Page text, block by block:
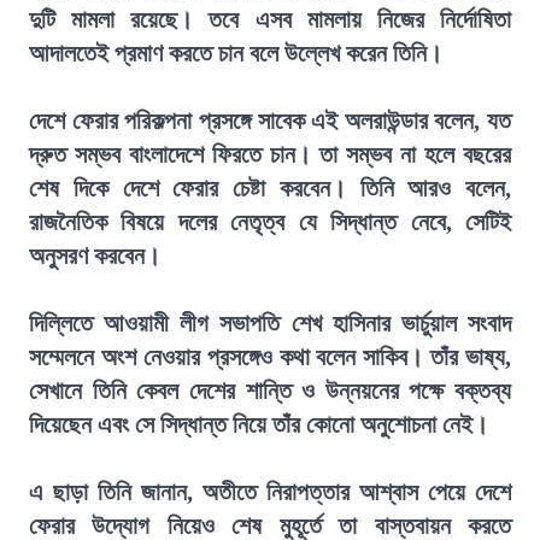
দুটি মামলা রয়েছে। তবে এসব মামলায় নিজের নির্দোষিতা
আদালতেই প্রমাণ করতে চান বলে উল্লেখ করেন তিনি।
দেশে ফেরার পরিকল্পনা প্রসঙ্গে সাবেক এই অলরাউন্ডার বলেন, যত
দ্রুত সম্ভব বাংলাদেশে ফিরতে চান। তা সম্ভব না হলে বছরের
শেষ দিকে দেশে ফেরার চেষ্টা করবেন। তিনি আরও বলেন,
রাজনৈতিক বিষয়ে দলের নেতৃত্ব যে সিদ্ধান্ত নেবে, সেটিই
অনুসরণ করবেন।
দিল্লিতে আওয়ামী লীগ সভাপতি শেখ হাসিনার ভার্চুয়াল সংবাদ
সম্মেলনে অংশ নেওয়ার প্রসঙ্গেও কথা বলেন সাকিব। তাঁর ভাষ্য,
সেখানে তিনি কেবল দেশের শান্তি ও উন্নয়নের পক্ষে বক্তব্য
দিয়েছেন এবং সে সিদ্ধান্ত নিয়ে তাঁর কোনো অনুশোচনা নেই।
এ ছাড়া তিনি জানান, অতীতে নিরাপত্তার আশ্বাস পেয়ে দেশে
ফেরার উদ্যোগ নিয়েও শেষ মুহূর্তে তা বাস্তবায়ন করতে